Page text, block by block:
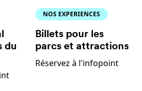
du
NOS EXPERIENCES
Billets pour les
parcs et attractions
Réservez à l'infopoint